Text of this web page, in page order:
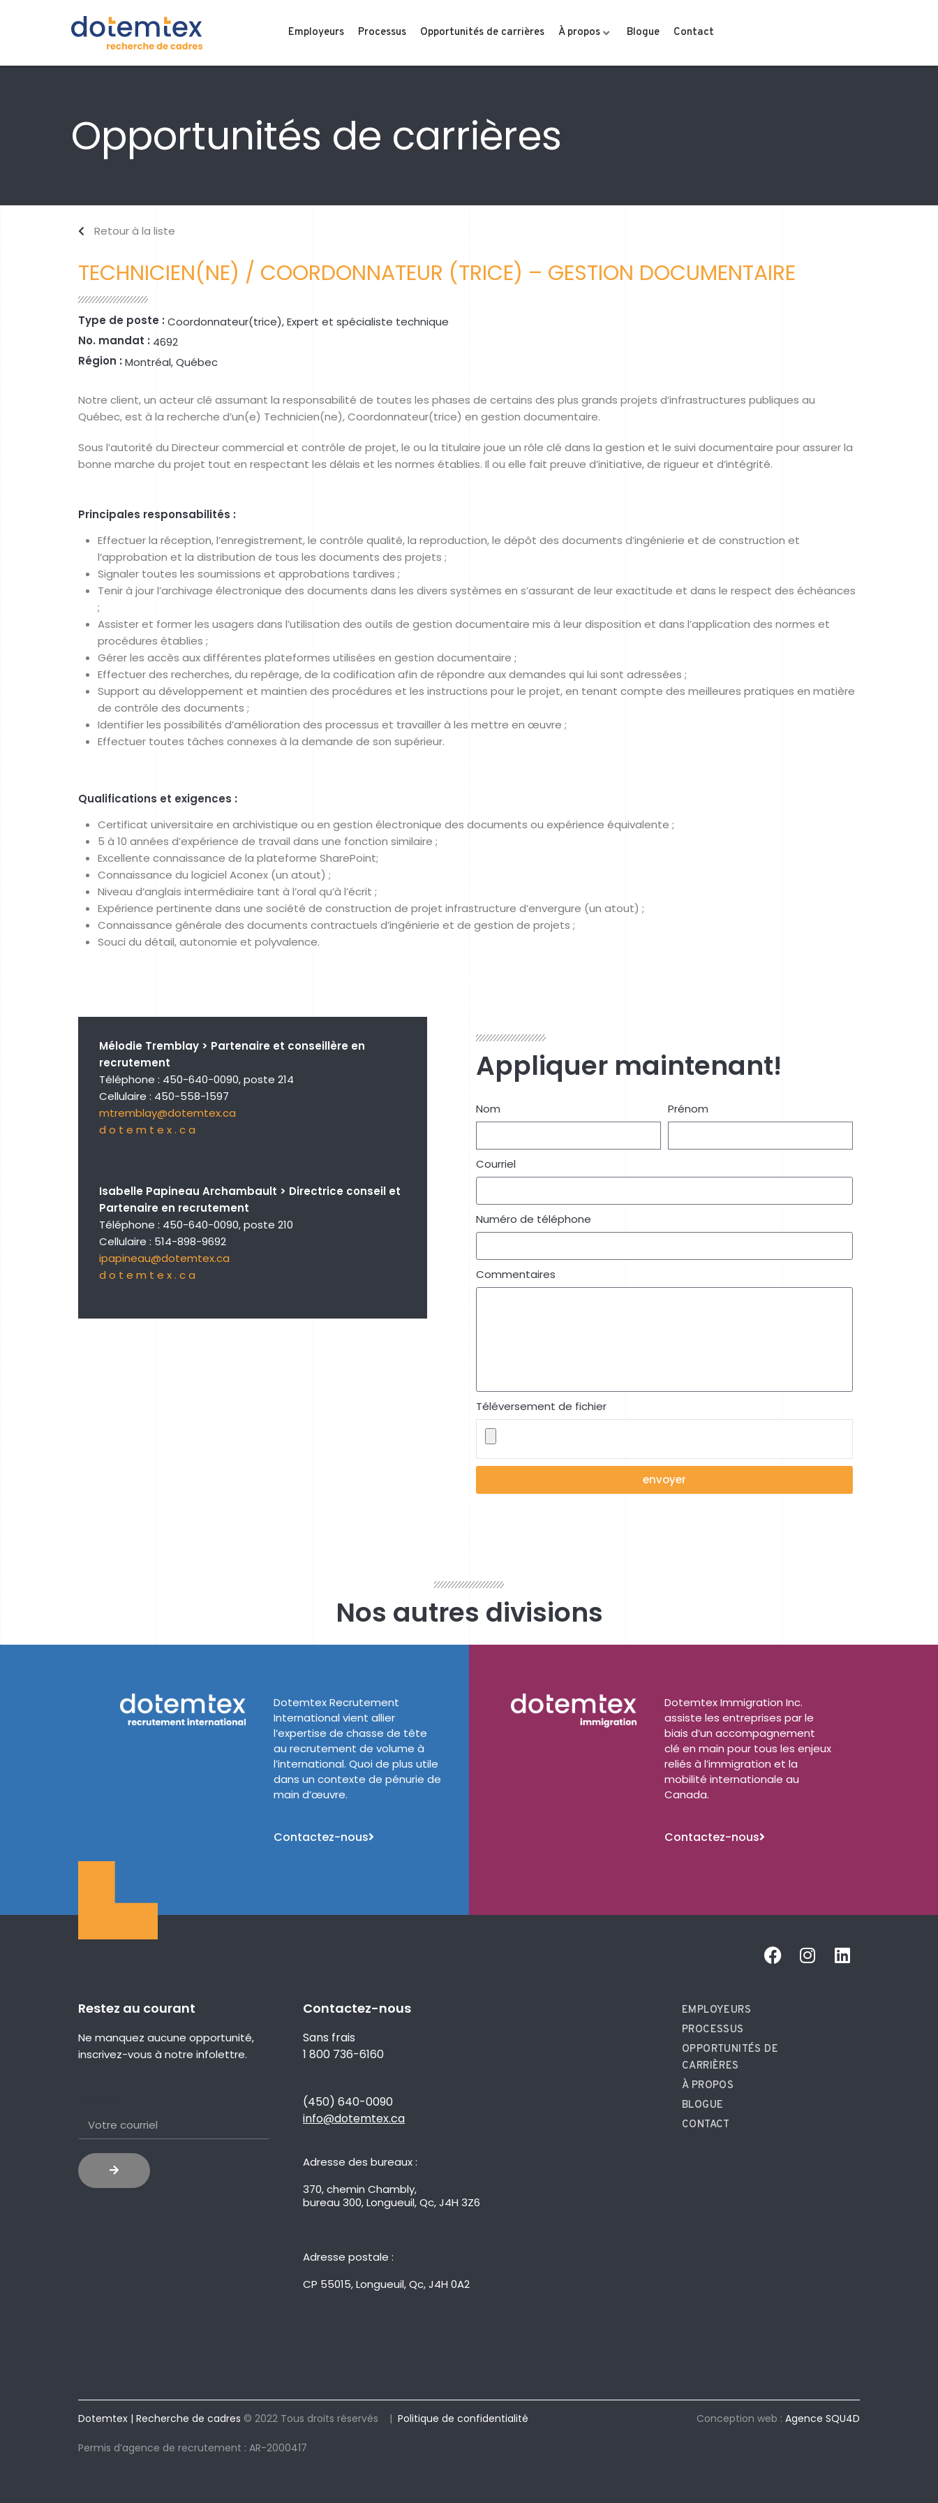
Employeurs Processus Opportunités de carrières À propos Blogue Contact
Opportunités de carrières
Retour à la liste
TECHNICIEN(NE) / COORDONNATEUR (TRICE) – GESTION DOCUMENTAIRE
Type de poste : Coordonnateur(trice), Expert et spécialiste technique
No. mandat : 4692
Région : Montréal, Québec
Notre client, un acteur clé assumant la responsabilité de toutes les phases de certains des plus grands projets d’infrastructures publiques au
Québec, est à la recherche d’un(e) Technicien(ne), Coordonnateur(trice) en gestion documentaire.
Sous l’autorité du Directeur commercial et contrôle de projet, le ou la titulaire joue un rôle clé dans la gestion et le suivi documentaire pour assurer la
bonne marche du projet tout en respectant les délais et les normes établies. Il ou elle fait preuve d’initiative, de rigueur et d’intégrité.
Principales responsabilités :
Effectuer la réception, l’enregistrement, le contrôle qualité, la reproduction, le dépôt des documents d’ingénierie et de construction et
l’approbation et la distribution de tous les documents des projets ;
Signaler toutes les soumissions et approbations tardives ;
Tenir à jour l’archivage électronique des documents dans les divers systèmes en s’assurant de leur exactitude et dans le respect des échéances
;
Assister et former les usagers dans l’utilisation des outils de gestion documentaire mis à leur disposition et dans l’application des normes et
procédures établies ;
Gérer les accès aux différentes plateformes utilisées en gestion documentaire ;
Effectuer des recherches, du repérage, de la codification afin de répondre aux demandes qui lui sont adressées ;
Support au développement et maintien des procédures et les instructions pour le projet, en tenant compte des meilleures pratiques en matière
de contrôle des documents ;
Identifier les possibilités d’amélioration des processus et travailler à les mettre en œuvre ;
Effectuer toutes tâches connexes à la demande de son supérieur.
Qualifications et exigences :
Certificat universitaire en archivistique ou en gestion électronique des documents ou expérience équivalente ;
5 à 10 années d’expérience de travail dans une fonction similaire ;
Excellente connaissance de la plateforme SharePoint;
Connaissance du logiciel Aconex (un atout) ;
Niveau d’anglais intermédiaire tant à l’oral qu’à l’écrit ;
Expérience pertinente dans une société de construction de projet infrastructure d’envergure (un atout) ;
Connaissance générale des documents contractuels d’ingénierie et de gestion de projets ;
Souci du détail, autonomie et polyvalence.
Mélodie Tremblay > Partenaire et conseillère en
recrutement
Téléphone : 450-640-0090, poste 214
Cellulaire : 450-558-1597
mtremblay@dotemtex.ca
d o t e m t e x . c a
Isabelle Papineau Archambault > Directrice conseil et
Partenaire en recrutement
Téléphone : 450-640-0090, poste 210
Cellulaire : 514-898-9692
ipapineau@dotemtex.ca
d o t e m t e x . c a
Appliquer maintenant!
Nom Prénom
Courriel
Numéro de téléphone
Commentaires
Téléversement de fichier
envoyer
Nos autres divisions
Dotemtex Recrutement
International vient allier
l’expertise de chasse de tête
au recrutement de volume à
l’international. Quoi de plus utile
dans un contexte de pénurie de
main d’œuvre.
Contactez-nous
Dotemtex Immigration Inc.
assiste les entreprises par le
biais d’un accompagnement
clé en main pour tous les enjeux
reliés à l’immigration et la
mobilité internationale au
Canada.
Contactez-nous
Restez au courant
Ne manquez aucune opportunité,
inscrivez-vous à notre infolettre.
Contactez-nous
Sans frais
1 800 736-6160
(450) 640-0090
info@dotemtex.ca
Adresse des bureaux :
370, chemin Chambly,
bureau 300, Longueuil, Qc, J4H 3Z6
Adresse postale :
CP 55015, Longueuil, Qc, J4H 0A2
EMPLOYEURS
PROCESSUS
OPPORTUNITÉS DE
CARRIÈRES
À PROPOS
BLOGUE
CONTACT
Dotemtex | Recherche de cadres © 2022 Tous droits réservés | Politique de confidentialité
Permis d’agence de recrutement : AR-2000417
Conception web : Agence SQU4D